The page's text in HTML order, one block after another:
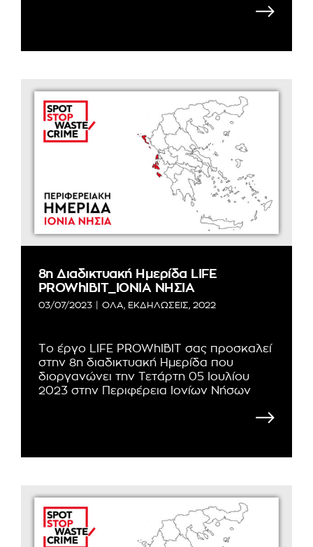
8η Διαδικτυακή Ημερίδα LIFE
PROWhIBIT_ΙΟΝΙΑ ΝΗΣΙΑ
03/07/2023 ΟΛΑ, ΕΚΔΗΛΩΣΕΙΣ, 2022
Το έργο LIFE PROWhIBIT σας προσκαλεί
στην 8η διαδικτυακή Ημερίδα που
διοργανώνει την Τετάρτη 05 Ιουλίου
2023 στην Περιφέρεια Ιονίων Νήσων